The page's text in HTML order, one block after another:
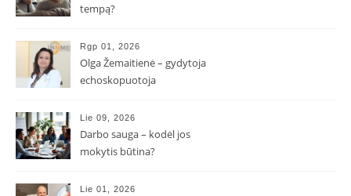
tempą?
Rgp 01, 2026
Olga Žemaitienė – gydytoja
echoskopuotoja
Lie 09, 2026
Darbo sauga – kodėl jos
mokytis būtina?
Lie 01, 2026